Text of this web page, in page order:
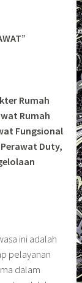
Rumah
Rumah
Fungsional
Duty,
ini adalah
pelayanan
dalam